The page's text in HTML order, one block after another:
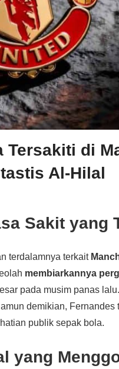
Tersakiti di
Al-Hilal
Sakit yang
terdalamnya terkait
membiarkannya
pada musim panas
demikian, Fernandes
publik sepak bola.
yang